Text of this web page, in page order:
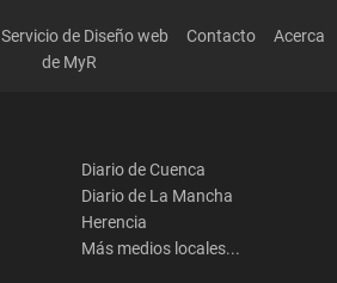
Servicio de Diseño web Contacto
Acerca
de MyR
Diario de Cuenca
Diario de La Mancha
Herencia
Más medios locales...